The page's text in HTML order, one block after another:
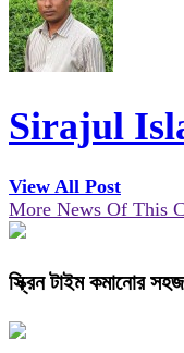
Sirajul
View All Post
More News Of This
স্ক্রিন টাইম কমানোর